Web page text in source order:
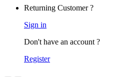
Returning Customer ?
Sign in
Don't have an account ?
Register